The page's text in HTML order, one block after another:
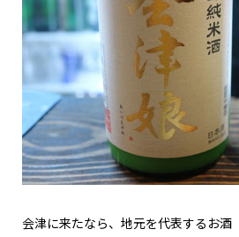
会津に来たなら、地元を代表するお酒